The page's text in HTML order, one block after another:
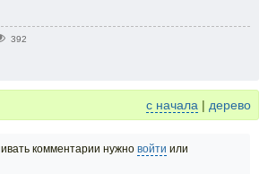
392
с начала | дерево
комментарии нужно войти или